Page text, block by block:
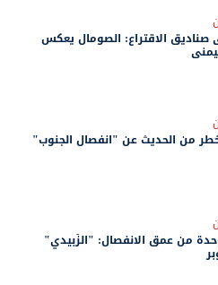
صناديق الاقتراع: الصومال يعكس
من الحديث عن "انفصال الجنوب"
من عمق الانفصال: "الزُبيدي"